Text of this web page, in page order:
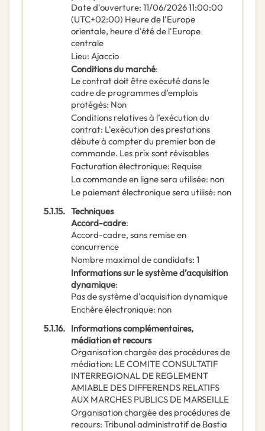
Date d'ouverture: 11/06/202611:00:00
(UTC+02:00) Heure de l'Europe
orientale, heure d'été de l'Europe
centrale
Lieu: Ajaccio
Conditions du marché:
Le contrat doit être exécuté dans le
cadre de programmes d’emplois
protégés: Non
Conditions relatives à l’exécution du
contrat: L'exécution des prestations
débute à compter du premier bon de
commande. Les prix sont révisables
Facturation électronique: Requise
La commande en ligne sera utilisée: non
Le paiement électronique sera utilisé: non
5.1.15. Techniques
Accord-cadre:
Accord-cadre, sans remise en
concurrence
Nombre maximal de candidats: 1
Informations sur le système d’acquisition
dynamique:
Pas de système d’acquisition dynamique
Enchère électronique: non
5.1.16. Informations complémentaires,
médiation et recours
Organisation chargée des procédures de
médiation: LE COMITE CONSULTATIF
INTERREGIONAL DE REGLEMENT
AMIABLE DES DIFFERENDS RELATIFS
AUX MARCHES PUBLICS DE MARSEILLE
Organisation chargée des procédures de
recours: Tribunal administratif de Bastia